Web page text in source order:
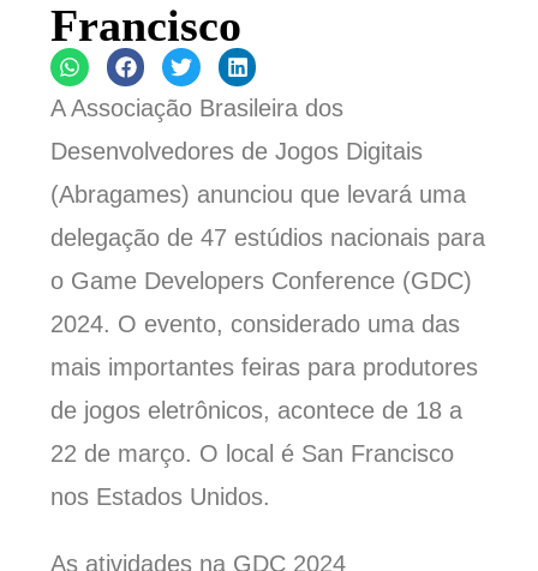
Francisco
A Associação Brasileira dos
Desenvolvedores de Jogos Digitais
(Abragames) anunciou que levará uma
delegação de 47 estúdios nacionais para
o Game Developers Conference (GDC)
2024. O evento, considerado uma das
mais importantes feiras para produtores
de jogos eletrônicos, acontece de 18 a
22 de março. O local é San Francisco
nos Estados Unidos.
As atividades na GDC 2024